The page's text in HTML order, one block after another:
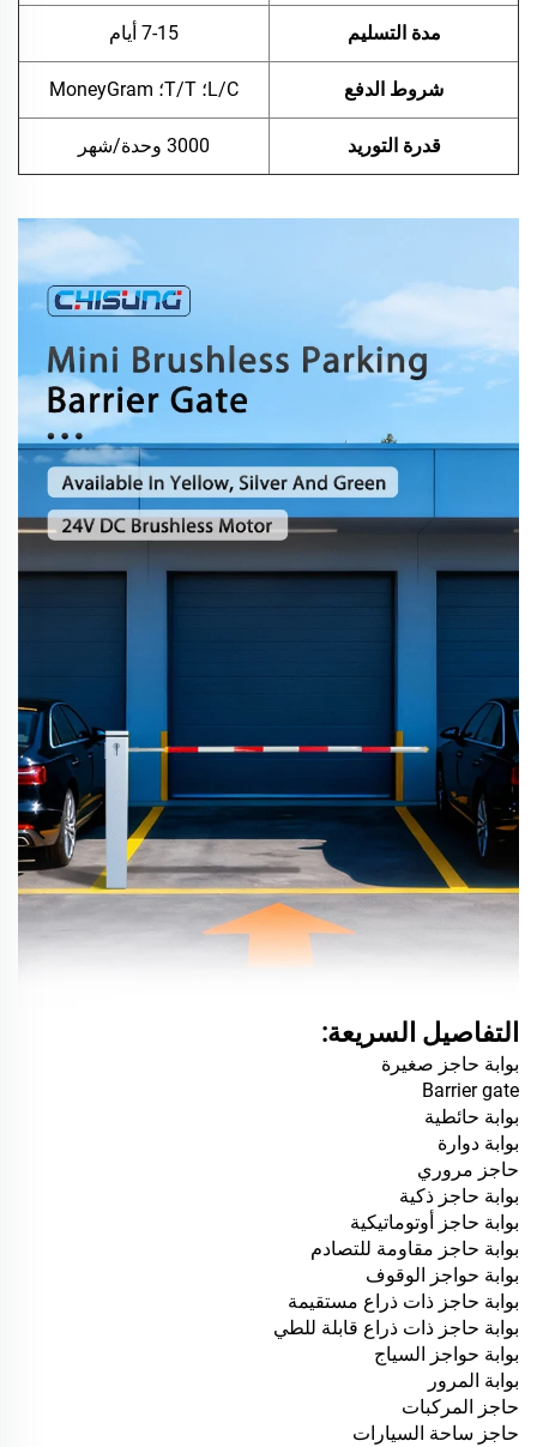
مدة التسليم 7-15 أيام
شروط الدفع L/C؛ T/T؛ MoneyGram
قدرة التوريد 3000 وحدة/شهر
التفاصيل السريعة:
بوابة حاجز صغيرة
Barrier gate
بوابة حائطية
بوابة دوارة
حاجز مروري
بوابة حاجز ذكية
بوابة حاجز أوتوماتيكية
بوابة حاجز مقاومة للتصادم
بوابة حواجز الوقوف
بوابة حاجز ذات ذراع مستقيمة
بوابة حاجز ذات ذراع قابلة للطي
بوابة حواجز السياج
بوابة المرور
حاجز المركبات
حاجز ساحة السيارات